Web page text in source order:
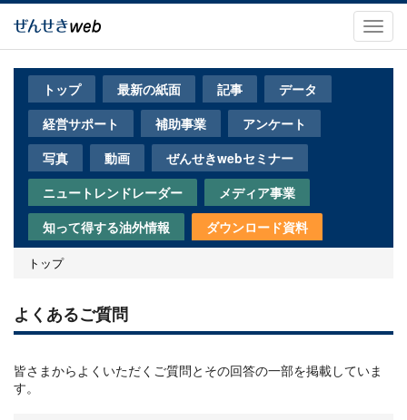
メ
トップ 最新の紙面 記事
データ
経営サポート
補助事業
アンケート
写真
動画
ぜんせきwebセミナー
ニュートレンドレーダー
メディア事業
知って得する油外情報
ダウンロード資料
トップ
よくあるご質問
皆さまからよくいただくご質問とその回答の一部を掲載していま
す。